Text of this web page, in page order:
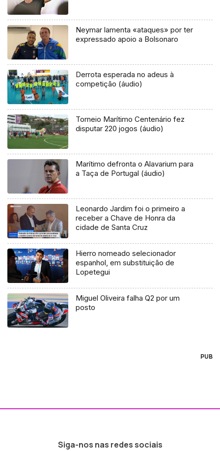
Neymar lamenta «ataques» por ter
expressado apoio a Bolsonaro
Derrota esperada no adeus à
competição (áudio)
Torneio Marítimo Centenário fez
disputar 220 jogos (áudio)
Marítimo defronta o Alavarium para
a Taça de Portugal (áudio)
Leonardo Jardim foi o primeiro a
receber a Chave de Honra da
cidade de Santa Cruz
Hierro nomeado selecionador
espanhol, em substituição de
Lopetegui
Miguel Oliveira falha Q2 por um
posto
PUB
Siga-nos nas redes sociais